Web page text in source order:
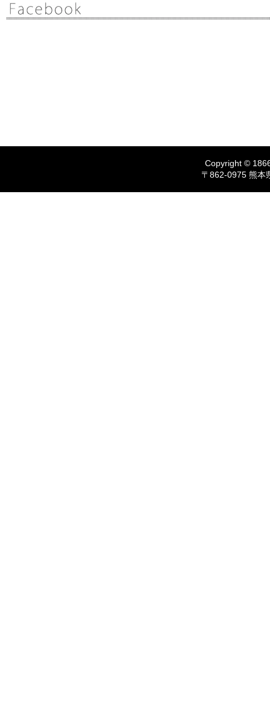
Copyright ©
〒862-0975 熊本